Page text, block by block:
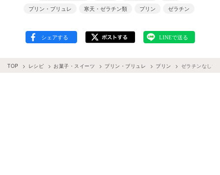
プリン・ブリュレ
寒天・ゼラチン類 プリン ゼラチン
TOP レシピ お菓子・スイーツ プリン・ブリュレ プリン ゼラチンなしで